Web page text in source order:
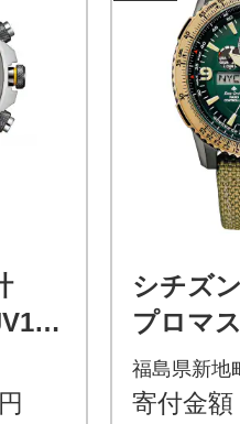
円
シチ
プロマ
4-11X
福島県新地
寄付金額